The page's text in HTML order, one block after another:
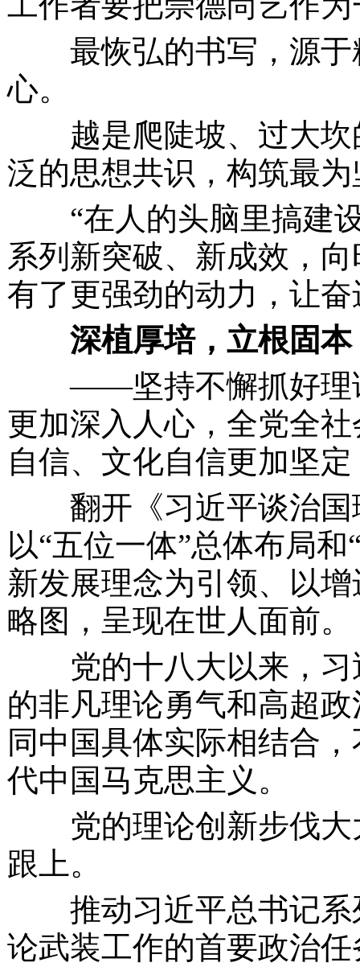
最恢弘的书写，源于
心。
越是爬陡坡、过大坎
泛的思想共识，构筑最
“在人的头脑里搞建
系列新突破、新成效，
有了更强劲的动力，让
深植厚培，立根固本
——坚持不懈抓好理
更加深入人心，全党全
自信、文化自信更加坚定
翻开《习近平谈治国
以“五位一体”总体布局
新发展理念为引领、以
略图，呈现在世人面前。
党的十八大以来，习
的非凡理论勇气和高超
同中国具体实际相结合
代中国马克思主义。
党的理论创新步伐大
跟上。
推动习近平总书记系
论武装工作的首要政治任